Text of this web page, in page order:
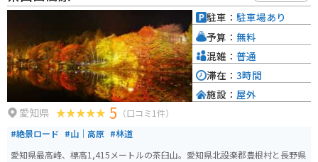
ートも充実しています。 お土産には、地元産のりんごを使ったジュースやジ
ャム、そばを使ったお菓子などがおすすめです。
愛知県 5 （口コミ1件）
#絶景ロード #山｜高原 #林道
愛知県最高峰、標高1,415メートルの茶臼山。愛知県北設楽郡豊根村と長野県
駐車： 駐車場あり
予算： 無料
混雑： 普通
滞在： 3時間
施設： 屋外